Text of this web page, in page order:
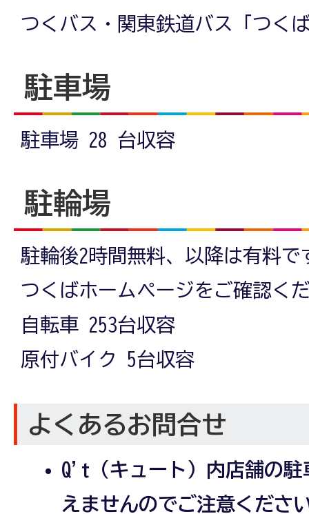
つくバス・関東鉄道バス「つく
駐車場
駐車場 28 台収容
駐輪場
駐輪後2時間無料、以降は有料
つくばホームページをご確認く
自転車 253台収容
原付バイク 5台収容
よくあるお問合せ
Q't（キュート）内店舗の
えませんのでご注意くださ